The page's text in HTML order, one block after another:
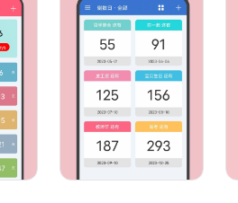
余种炫彩字体显示，让你的倒数日与众
如烂笔头，琐事不再忘记。
成好习惯。
了的清楚哪一天的会有重要的日子来临。
属于自己的小天地，用表情记录自己的情